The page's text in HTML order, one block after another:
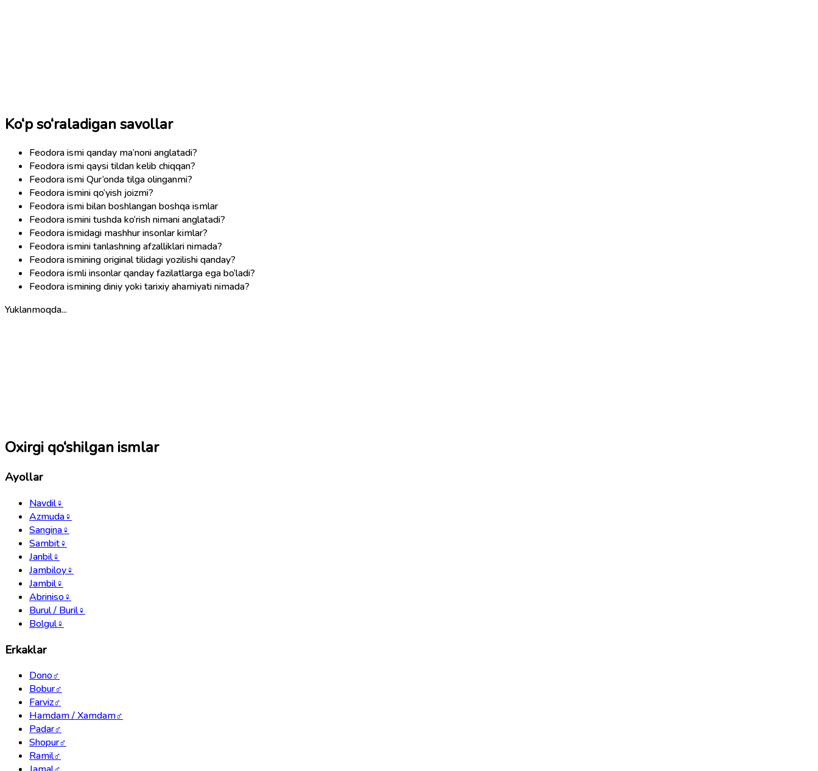
Ko‘p so‘raladigan savollar
Feodora ismi qanday ma’noni anglatadi?
Feodora ismi qaysi tildan kelib chiqqan?
Feodora ismi Qur’onda tilga olinganmi?
Feodora ismini qo‘yish joizmi?
Feodora ismi bilan boshlangan boshqa ismlar
Feodora ismini tushda ko‘rish nimani anglatadi?
Feodora ismidagi mashhur insonlar kimlar?
Feodora ismini tanlashning afzalliklari nimada?
Feodora ismining original tilidagi yozilishi qanday?
Feodora ismli insonlar qanday fazilatlarga ega bo‘ladi?
Feodora ismining diniy yoki tarixiy ahamiyati nimada?
Yuklanmoqda...
Oxirgi qo‘shilgan ismlar
Ayollar
Navdil♀
Azmuda♀
Sangina♀
Sambit♀
Janbil♀
Jambiloy♀
Jambil♀
Abriniso♀
Burul / Buril♀
Bolgul♀
Erkaklar
Dono♂
Bobur♂
Farviz♂
Hamdam / Xamdam♂
Padar♂
Shopur♂
Ramil♂